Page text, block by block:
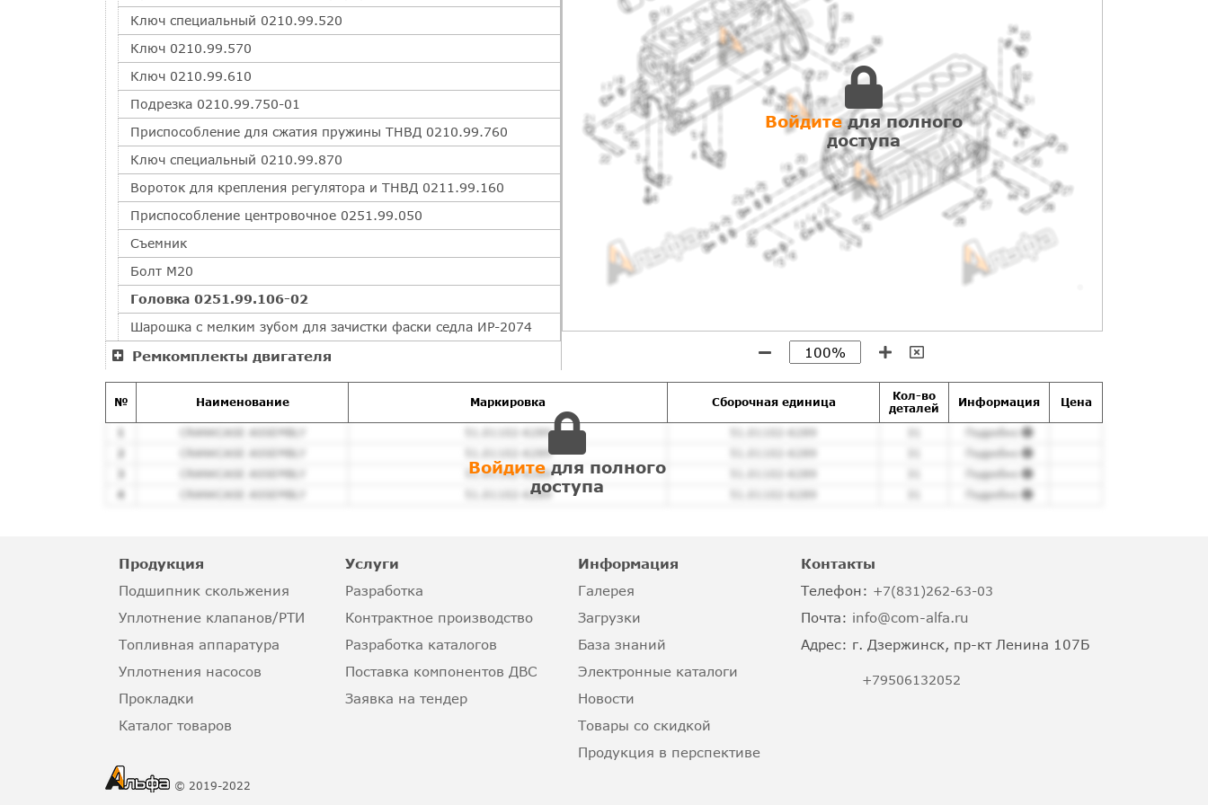
Ключ специальный 0210.99.520
Ключ 0210.99.570
Ключ 0210.99.610
Подрезка 0210.99.750-01
Приспособление для сжатия пружины ТНВД 0210.99.760
Ключ специальный 0210.99.870
Вороток для крепления регулятора и ТНВД 0211.99.160
Приспособление центровочное 0251.99.050
Съемник
Болт М20
Головка 0251.99.106-02
Шарошка с мелким зубом для зачистки фаски седла ИР-2074
Ремкомплекты двигателя
Войдитедля полного
доступа
№ Наименование Маркировка Сборочная единица
Кол-во
деталей
Информация Цена
CRANKCASE ASSEMBLY 51.01102-6289
Подробно
CRANKCASE ASSEMBLY 51.01102-6289
Подробно
CRANKCASE ASSEMBLY 51.01102-6289
Подробно
4
CRANKCASE ASSEMBLY 51.01102-6289 Подробно
Войдитедля полного
доступа
Продукция
Подшипник скольжения
Уплотнение клапанов/РТИ
Топливная аппаратура
Уплотнения насосов
Прокладки
Каталог товаров
Услуги
Разработка
Контрактное производство
Разработка каталогов
Поставка компонентов ДВС
Заявка на тендер
Информация
Галерея
Загрузки
База знаний
Электронные каталоги
Новости
Товары со скидкой
Продукция в перспективе
Контакты
Телефон: +7(831)262-63-03
Почта: info@com-alfa.ru
Адрес: г. Дзержинск, пр-кт Ленина 107Б
+79506132052
© 2019-2022